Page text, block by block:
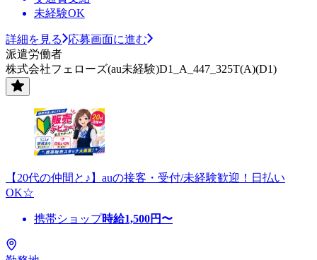
未経験OK
詳細を見る
応募画面に進む
派遣労働者
株式会社フェローズ(au未経験)D1_A_447_325T(A)(D1)
【20代の仲間と♪】auの接客・受付/未経験歓迎！日払い
OK☆
携帯ショップ時給1,500円〜